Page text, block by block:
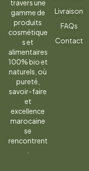
travers une
gamme de
produits
cosmétique
s et
alimentaires
100% bio et
naturels, où
pureté,
savoir-faire
et
excellence
marocaine
se
rencontrent
Livraison
FAQs
Contact